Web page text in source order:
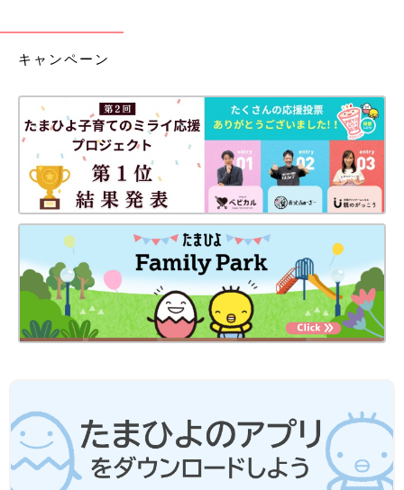
ペットを触って、ひっかかれたりかまれたりすることがありま
す。ねこや犬などの動物のひっかき傷やかみ傷は感染症の原因に
破傷風を防ぐために予防接種を受けましょう
破傷風は傷口から感染して筋肉の硬直や呼吸まひを起こす病気で
す。予防にはDPT-IPV（4種混合ワクチン）を受けることが有効
です。
DPT-IPVは生後3ヶ月～1歳までに3回、3回目の接種後1年～1年
半後に追加接種を行います。
とくに追加接種は忘れやすいので注意してください。受けもれて
いる場合はかかりつけ医に相談しましょう。
【医師監修】子どもが転んで頭を打っ
た！ 赤ちゃんの転落・転倒事故が起き
して支えから手が離れて転倒する、歩き始めて
からは床や道路で転んだり、公園の遊具から落
ちるなど、高いところからの転落が増えます。
ベビーカーやショッピングカート、階段からの
転落も月齢を問わず多くなっています。
ケガをしたときは傷口を清潔にする前に圧迫止血し
ます
キャンペーン